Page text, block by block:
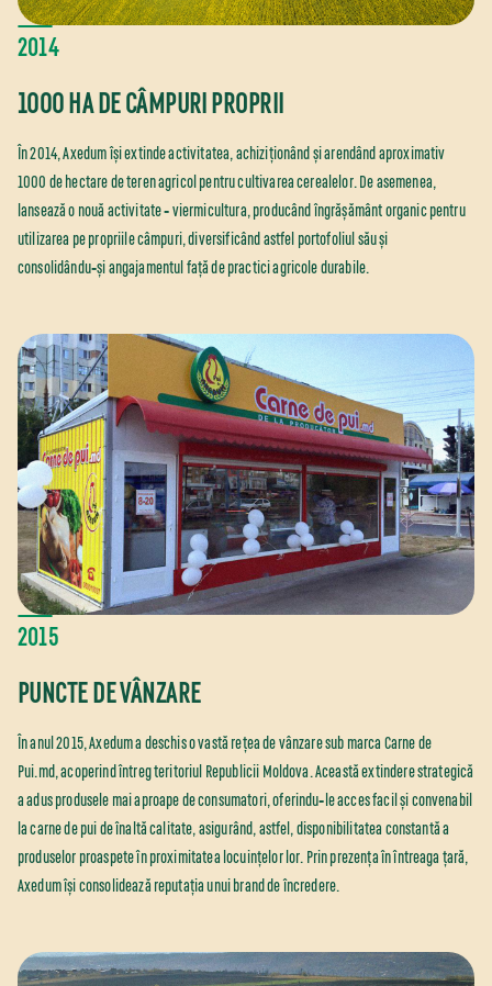
2014
1000 HA DE CÂMPURI PROPRII
În 2014, Axedum își extinde activitatea, achiziționând și arendând aproximativ
1000 de hectare de teren agricol pentru cultivarea cerealelor. De asemenea,
lansează o nouă activitate ‑ viermicultura, producând îngrășământ organic pentru
utilizarea pe propriile câmpuri, diversificând astfel portofoliul său și
consolidându‑și angajamentul față de practici agricole durabile.
2015
PUNCTE DE VÂNZARE
În anul 2015, Axedum a deschis o vastă rețea de vânzare sub marca Carne de
Pui.md, acoperind întreg teritoriul Republicii Moldova. Această extindere strategică
a adus produsele mai aproape de consumatori, oferindu‑le acces facil și convenabil
la carne de pui de înaltă calitate, asigurând, astfel, disponibilitatea constantă a
produselor proaspete în proximitatea locuințelor lor. Prin prezența în întreaga țară,
Axedum își consolidează reputația unui brand de încredere.